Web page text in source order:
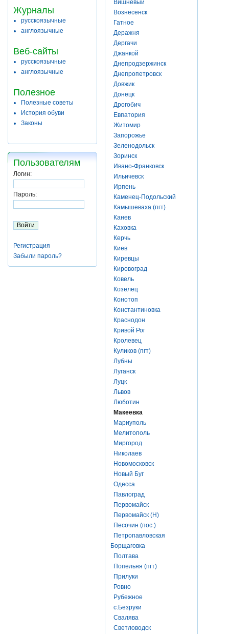
Журналы
русскоязычные
англоязычные
Веб-сайты
русскоязычные
англоязычные
Полезное
Полезные советы
История обуви
Законы
Пользователям
Логин:
Пароль:
Регистрация
Забыли пароль?
Вишневый
Вознесенск
Гатное
Деражня
Дергачи
Джанкой
Днепродзержинск
Днепропетровск
Довжик
Донецк
Дрогобич
Евпатория
Житомир
Запорожье
Зеленодольск
Зоринск
Ивано-Франковск
Ильичевск
Ирпень
Каменец-Подольский
Камышеваха (пгт)
Канев
Каховка
Керчь
Киев
Киревцы
Кировоград
Ковель
Козелец
Конотоп
Константиновка
Краснодон
Кривой Рог
Кролевец
Куликов (пгт)
Лубны
Луганск
Луцк
Львов
Люботин
Макеевка
Мариуполь
Мелитополь
Миргород
Николаев
Новомосковск
Новый Буг
Одесса
Павлоград
Первомайск
Первомайск (Н)
Песочин (пос.)
Петропавловская
Борщаговка
Полтава
Попельня (пгт)
Прилуки
Ровно
Рубежное
с.Безруки
Свалява
Светловодск